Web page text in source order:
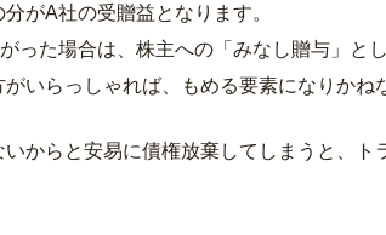
がA社の受贈益となります。
った場合は、株主への「みなし贈与」と
いらっしゃれば、もめる要素になりかね
からと安易に債権放棄してしまうと、